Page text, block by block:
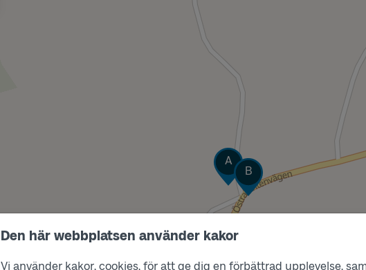
Den här webbplatsen använder kakor
Vi använder kakor, cookies, för att ge dig en förbättrad upplevelse,
Läge
ALäge
B